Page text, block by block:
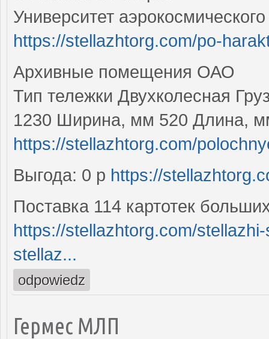
Университет
https://stellazhtorg.com/po-
Архивные помещения ОАО
Тип тележки Двухколесная
1230 Ширина, мм 520 Длина,
https://stellazhtorg.com/
Выгода: 0 р https://
Поставка 114 картотек
https://stellazhtorg.com/
stellaz...
odpowiedz
Гермес МЛП